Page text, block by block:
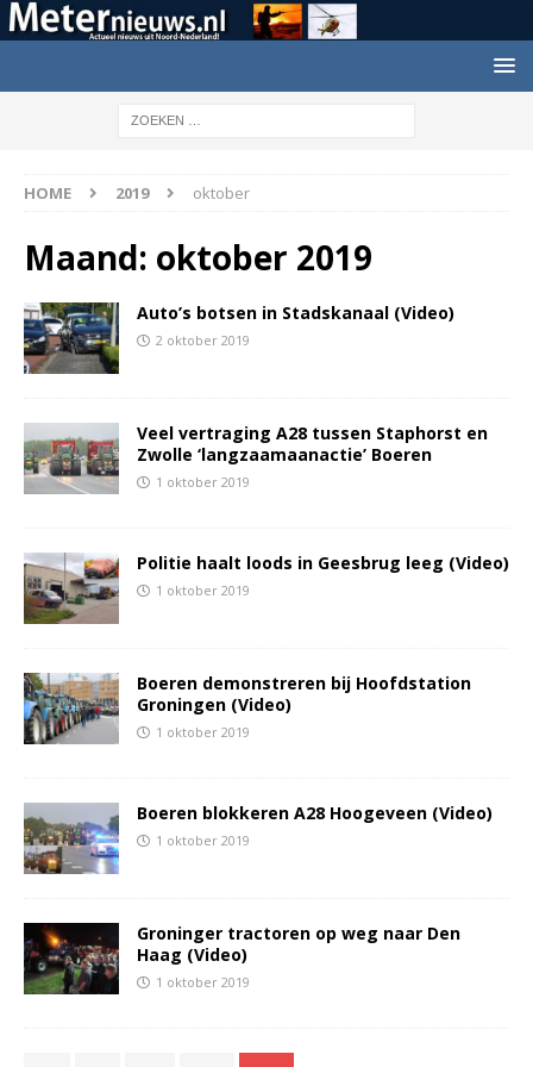
HOME 2019 oktober
Maand: oktober 2019
Auto’s botsen in Stadskanaal (Video)
2 oktober 2019
Veel vertraging A28 tussen Staphorst en
Zwolle ‘langzaamaanactie’ Boeren
1 oktober 2019
Politie haalt loods in Geesbrug leeg (Video)
1 oktober 2019
Boeren demonstreren bij Hoofdstation
Groningen (Video)
1 oktober 2019
Boeren blokkeren A28 Hoogeveen (Video)
1 oktober 2019
Groninger tractoren op weg naar Den
Haag (Video)
1 oktober 2019